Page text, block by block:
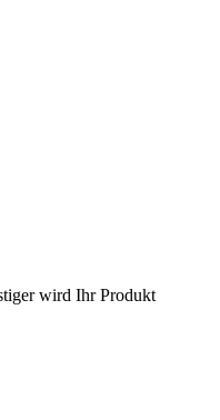
wird Ihr Produkt